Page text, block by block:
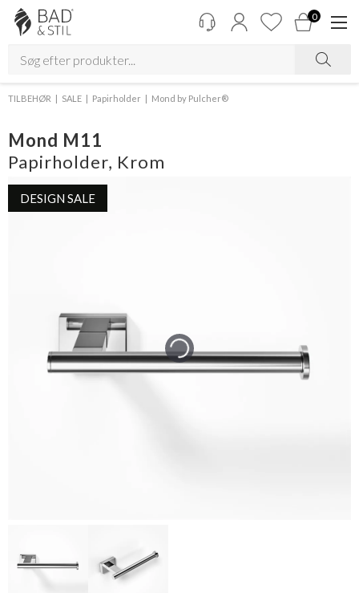
0
TILBEHØR SALE Papirholder Mond by Pulcher®
Mond M11
Papirholder, Krom
DESIGN SALE